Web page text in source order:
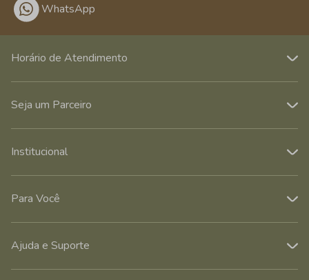
WhatsApp
Horário de Atendimento
Seja um Parceiro
Institucional
Para Você
Ajuda e Suporte